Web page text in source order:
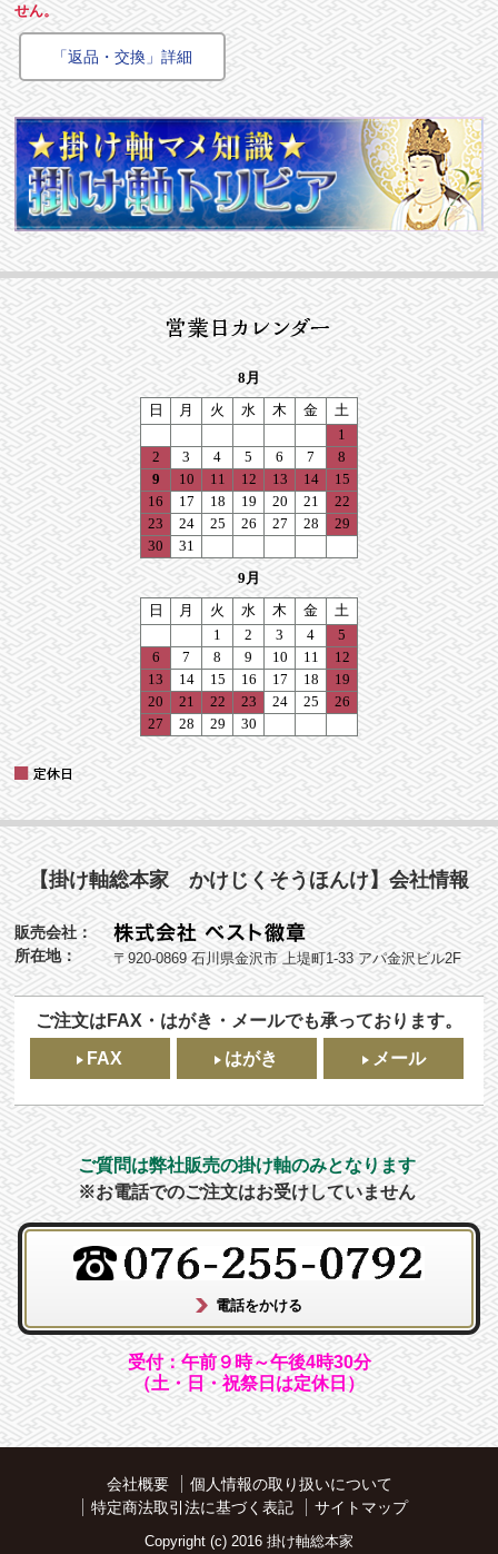
せん。
「返品・交換」詳細
【掛け軸総本家 かけじくそうほんけ】会社情報
販売会社：
所在地：
〒920-0869 石川県金沢市 上堤町1-33 アパ金沢ビル2F
ご注文はFAX・はがき・メールでも承っております。
FAX
はがき メール
ご質問は弊社販売の掛け軸のみとなります
※お電話でのご注文はお受けしていません
受付：午前９時～午後4時30分
（土・日・祝祭日は定休日）
会社概要
個人情報の取り扱いについて
特定商法取引法に基づく表記
サイトマップ
Copyright (c) 2016 掛け軸総本家